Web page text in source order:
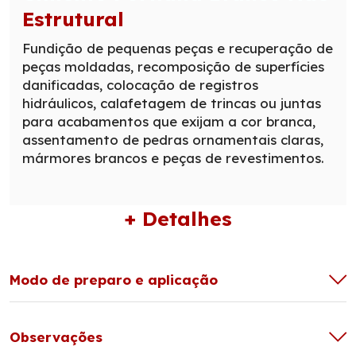
Estrutural
Fundição de pequenas peças e recuperação de
peças moldadas, recomposição de superfícies
danificadas, colocação de registros
hidráulicos, calafetagem de trincas ou juntas
para acabamentos que exijam a cor branca,
assentamento de pedras ornamentais claras,
mármores brancos e peças de revestimentos.
+ Detalhes
Modo de preparo e aplicação
Observações